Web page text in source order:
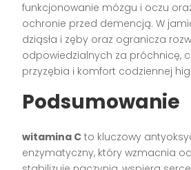
funkcjonowanie mózgu i oczu
ochronie przed demencją. W
dziąsła i zęby oraz ogranicza
odpowiedzialnych za próchnicę,
przyzębia i komfort codziennej
Podsumowanie
witamina C to kluczowy
enzymatyczny, który wzmacnia